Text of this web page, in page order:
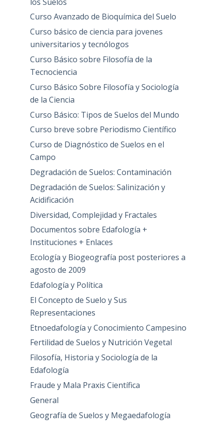
Curso Avanzado de Bioquímica del Suelo
Curso básico de ciencia para jovenes
universitarios y tecnólogos
Curso Básico sobre Filosofía de la
Tecnociencia
Curso Básico Sobre Filosofía y Sociología
de la Ciencia
Curso Básico: Tipos de Suelos del Mundo
Curso breve sobre Periodismo Científico
Curso de Diagnóstico de Suelos en el
Campo
Degradación de Suelos: Contaminación
Degradación de Suelos: Salinización y
Acidificación
Diversidad, Complejidad y Fractales
Documentos sobre Edafología +
Instituciones + Enlaces
Ecología y Biogeografía post posteriores a
agosto de 2009
Edafología y Política
El Concepto de Suelo y Sus
Representaciones
Etnoedafología y Conocimiento Campesino
Fertilidad de Suelos y Nutrición Vegetal
Filosofía, Historia y Sociología de la
Edafología
Fraude y Mala Praxis Científica
General
Geografía de Suelos y Megaedafología